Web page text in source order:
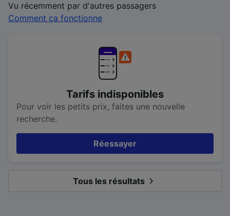
Vu récemment par d'autres passagers
Comment ça fonctionne
Tarifs indisponibles
Pour voir les petits prix, faites une nouvelle
recherche.
Réessayer
Tous les résultats